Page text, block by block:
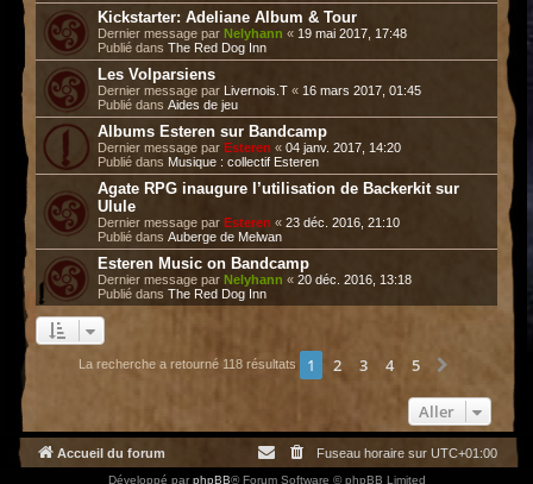
Kickstarter: Adeliane Album & Tour
Dernier message par Nelyhann « 19 mai 2017, 17:48
Publié dans The Red Dog Inn
Les Volparsiens
Dernier message par Livernois.T « 16 mars 2017, 01:45
Publié dans Aides de jeu
Albums Esteren sur Bandcamp
Dernier message par Esteren « 04 janv. 2017, 14:20
Publié dans Musique : collectif Esteren
Agate RPG inaugure l’utilisation de Backerkit sur
Ulule
Dernier message par Esteren « 23 déc. 2016, 21:10
Publié dans Auberge de Melwan
Esteren Music on Bandcamp
Dernier message par Nelyhann « 20 déc. 2016, 13:18
Publié dans The Red Dog Inn
La recherche a retourné 118 résultats 1 2 3 4 5
Aller
Accueil du forum Fuseau horaire sur UTC+01:00
Développé par phpBB® Forum Software © phpBB Limited